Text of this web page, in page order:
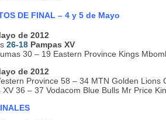
DE FINAL – 4 y 5 de Mayo
de 2012
26-18 Pampas XV
30 – 19 Eastern Province Kings
de 2012
Province 58 – 34 MTN Golden Lions
XV 36 – 37 Vodacom Blue Bulls Mr Price